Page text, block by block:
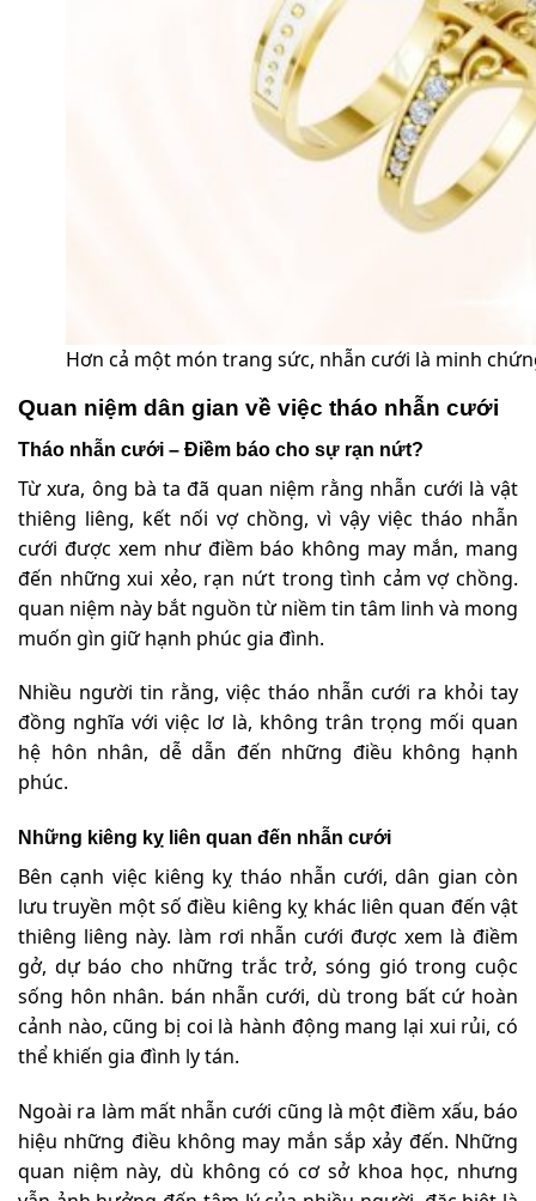
Hơn cả một món trang sức, nhẫn cưới là minh
Quan niệm dân gian về việc tháo nhẫn cưới
Tháo nhẫn cưới – Điềm báo cho sự rạn nứt?
Từ xưa, ông bà ta đã quan niệm rằng nhẫn cưới là vật
thiêng liêng, kết nối vợ chồng, vì vậy việc tháo nhẫn
cưới được xem như điềm báo không may mắn, mang
đến những xui xẻo, rạn nứt trong tình cảm vợ chồng.
quan niệm này bắt nguồn từ niềm tin tâm linh và mong
muốn gìn giữ hạnh phúc gia đình.
Nhiều người tin rằng, việc tháo nhẫn cưới ra khỏi tay
đồng nghĩa với việc lơ là, không trân trọng mối quan
hệ hôn nhân, dễ dẫn đến những điều không hạnh
phúc.
Những kiêng kỵ liên quan đến nhẫn cưới
Bên cạnh việc kiêng kỵ tháo nhẫn cưới, dân gian còn
lưu truyền một số điều kiêng kỵ khác liên quan đến vật
thiêng liêng này. làm rơi nhẫn cưới được xem là điềm
gở, dự báo cho những trắc trở, sóng gió trong cuộc
sống hôn nhân. bán nhẫn cưới, dù trong bất cứ hoàn
cảnh nào, cũng bị coi là hành động mang lại xui rủi, có
thể khiến gia đình ly tán.
Ngoài ra làm mất nhẫn cưới cũng là một điềm xấu, báo
hiệu những điều không may mắn sắp xảy đến. Những
quan niệm này, dù không có cơ sở khoa học, nhưng